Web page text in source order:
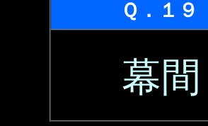
Ｑ．１９
幕間